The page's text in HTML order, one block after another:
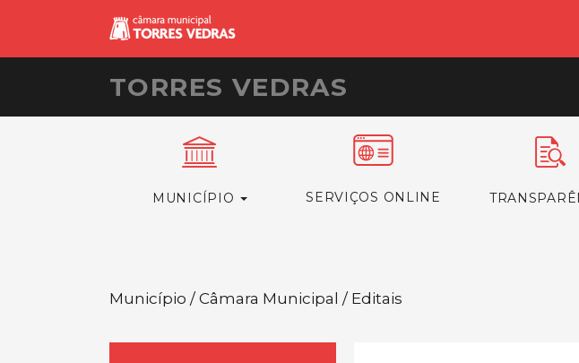
TORRES VEDRAS
MUNICÍPIO SERVIÇOS ONLINE
Município / Câmara Municipal / Editais